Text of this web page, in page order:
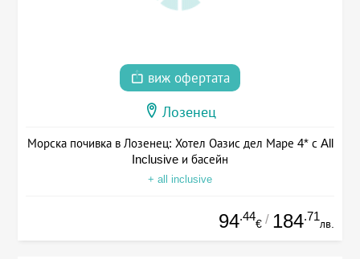
виж офертата
Лозенец
Морска почивка в Лозенец: Хотел Оазис дел Маре 4* с All
Inclusive и басейн
+ all inclusive
94.44
€ / 184.71
лв.